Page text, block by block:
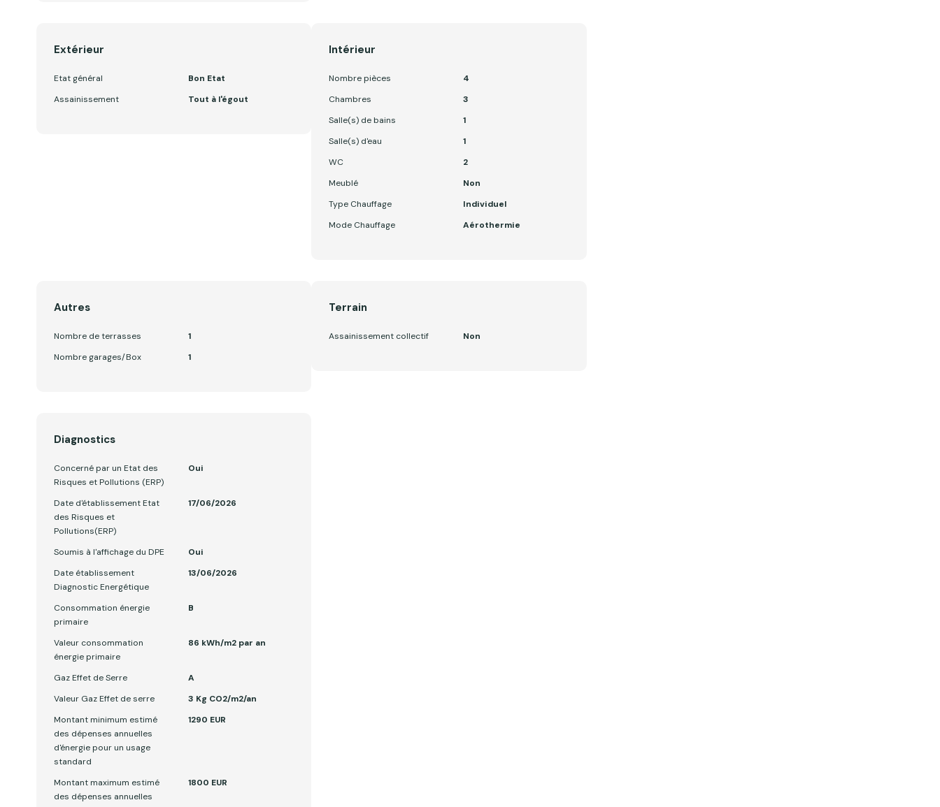
Extérieur
Etat général
Bon Etat
Assainissement
Tout à l'égout
Intérieur
Nombre pièces
4
Chambres
3
Salle(s) de bains
1
Salle(s) d'eau
1
WC
2
Meublé
Non
Type Chauffage
Individuel
Mode Chauffage
Aérothermie
Autres
Nombre de terrasses
1
Nombre garages/Box
1
Terrain
Assainissement collectif Non
Diagnostics
Concerné par un Etat des
Risques et Pollutions (ERP)
Oui
Date d'établissement Etat
des Risques et
Pollutions(ERP)
17/06/2026
Soumis à l'affichage du DPE
Oui
Date établissement
Diagnostic Energétique
13/06/2026
Consommation énergie
primaire
B
Valeur consommation
énergie primaire
86 kWh/m2 par an
Gaz Effet de Serre
A
Valeur Gaz Effet de serre
3 Kg CO2/m2/an
Montant minimum estimé
des dépenses annuelles
d'énergie pour un usage
standard
1290 EUR
Montant maximum estimé
des dépenses annuelles
1800 EUR